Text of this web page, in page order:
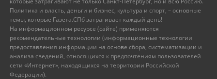
Политика и власть, деньги и бизнес, культура и спорт, – основные
темы, которые Газета.СПб затрагивает каждый день!
На информационном ресурсе (сайте) применяются
рекомендательные технологии (информационные технологии
предоставления информации на основе сбора, систематизации и
анализа сведений, относящихся к предпочтениям пользователей
сети «Интернет», находящихся на территории Российской
Федерации).